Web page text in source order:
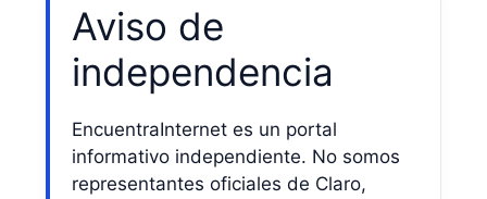
Aviso de
independencia
EncuentraInternet es un portal
informativo independiente. No somos
representantes oficiales de Claro,